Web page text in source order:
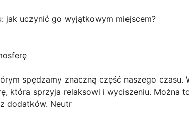
jak uczynić go wyjątkowym miejscem?
spędzamy znaczną część naszego czasu.
która sprzyja relaksowi i wyciszeniu. Można
dodatków. Neutr